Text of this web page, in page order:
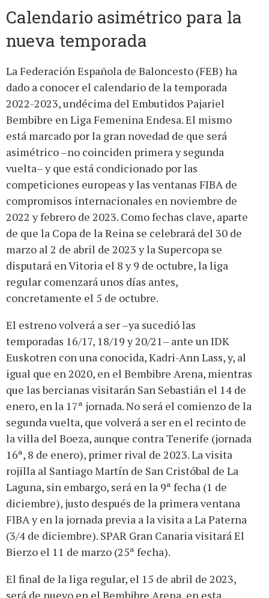
Calendario asimétrico para la
nueva temporada
La Federación Española de Baloncesto (FEB) ha
dado a conocer el calendario de la temporada
2022-2023, undécima del Embutidos Pajariel
Bembibre en Liga Femenina Endesa. El mismo
está marcado por la gran novedad de que será
asimétrico –no coinciden primera y segunda
vuelta– y que está condicionado por las
competiciones europeas y las ventanas FIBA de
compromisos internacionales en noviembre de
2022 y febrero de 2023. Como fechas clave, aparte
de que la Copa de la Reina se celebrará del 30 de
marzo al 2 de abril de 2023 y la Supercopa se
disputará en Vitoria el 8 y 9 de octubre, la liga
regular comenzará unos días antes,
concretamente el 5 de octubre.
El estreno volverá a ser –ya sucedió las
temporadas 16/17, 18/19 y 20/21– ante un IDK
Euskotren con una conocida, Kadri-Ann Lass, y, al
igual que en 2020, en el Bembibre Arena, mientras
que las bercianas visitarán San Sebastián el 14 de
enero, en la 17ª jornada. No será el comienzo de la
segunda vuelta, que volverá a ser en el recinto de
la villa del Boeza, aunque contra Tenerife (jornada
16ª, 8 de enero), primer rival de 2023. La visita
rojilla al Santiago Martín de San Cristóbal de La
Laguna, sin embargo, será en la 9ª fecha (1 de
diciembre), justo después de la primera ventana
FIBA y en la jornada previa a la visita a La Paterna
(3/4 de diciembre). SPAR Gran Canaria visitará El
Bierzo el 11 de marzo (25ª fecha).
El final de la liga regular, el 15 de abril de 2023,
será de nuevo en el Bembibre Arena, en esta